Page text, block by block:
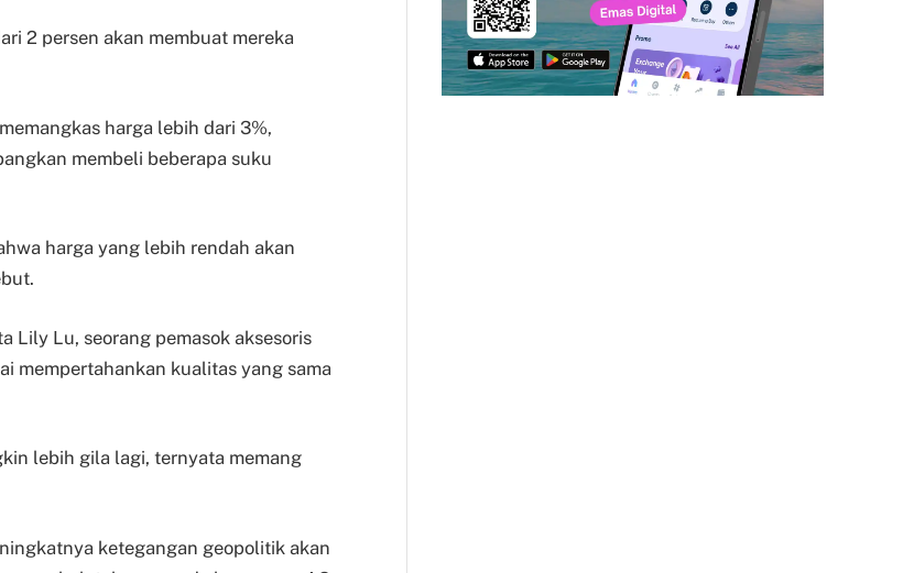
2 persen akan membuat mereka
harga lebih dari 3%,
membeli beberapa suku
harga yang lebih rendah akan
Lily Lu, seorang pemasok aksesoris
mempertahankan kualitas yang sama
lebih gila lagi, ternyata memang
ketegangan geopolitik akan